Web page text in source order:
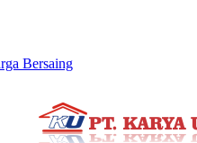
Bersaing